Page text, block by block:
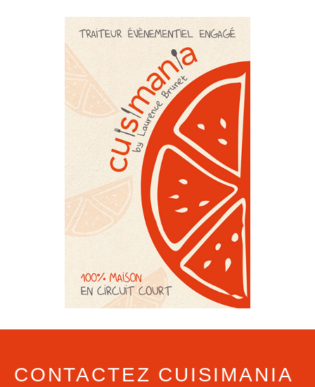
CONTACTEZ CUISIMANIA